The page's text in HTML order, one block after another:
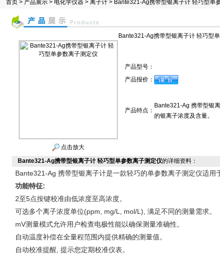
首页 > 产品展示 > 电化学仪器 > 离子计 > Bante321-Ag携带型银离子计 轻巧型单
Bante321-Ag携带型银离子计 轻巧型
点击放大
产品型号：
产品报价：
产品特点：
Bante321-Ag 携带型银
的银离子浓度及含量。
Bante321-Ag携带型银离子计 轻巧型单参数离子测定仪的详细资料：
Bante321-Ag 携带型银离子计是一款轻巧的单参数离子测定仪适
功能特征:
2至5点按键校准由低浓度至高浓度。
可选多个离子浓度单位(ppm, mg/L, mol/L), 满足不同的测量需求。
mV测量模式允许用户检查电极性能以确保测量准确性。
自动温度补偿在全量程范围内提供精确的测量值。
自动校准提醒 提示您定期校准仪表。